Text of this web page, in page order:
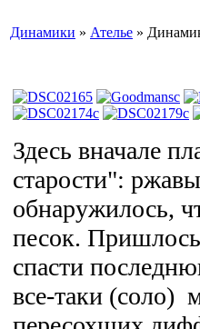
Динамики » Ателье »
Здесь вначале
старости":
обнаружилось,
песок.
спасти
все-таки (соло)